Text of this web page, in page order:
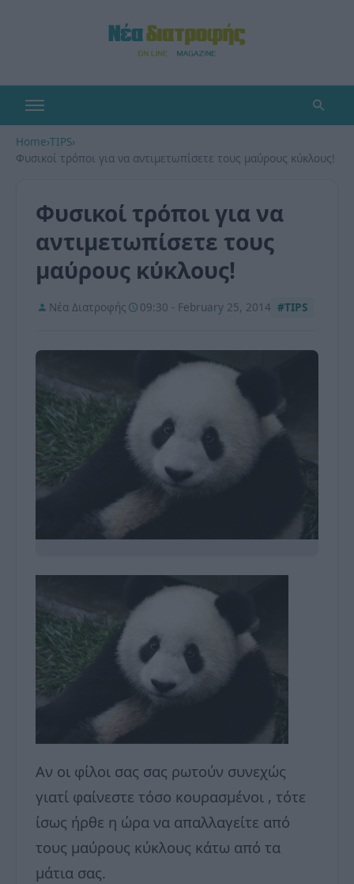
Home›TIPS›
Φυσικοί τρόποι για να αντιμετωπίσετε τους μαύρους κύκλους!
Φυσικοί τρόποι για να
αντιμετωπίσετε τους
μαύρους κύκλους!
Νέα Διατροφής 09:30 - February 25, 2014 #TIPS
Αν οι φίλοι σας σας ρωτούν συνεχώς
γιατί φαίνεστε τόσο κουρασμένοι , τότε
ίσως ήρθε η ώρα να απαλλαγείτε από
τους μαύρους κύκλους κάτω από τα
μάτια σας.